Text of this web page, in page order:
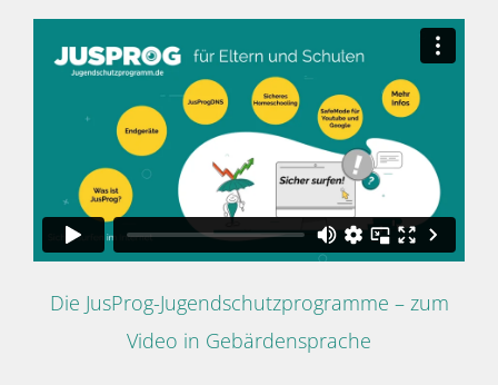
Die JusProg-Jugendschutzprogramme – zum
Video in Gebärdensprache